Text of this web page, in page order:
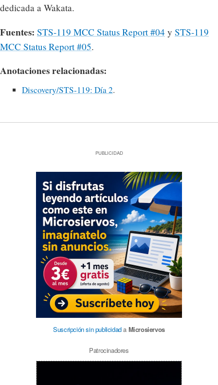
dedicada a Wakata.
Fuentes: STS-119 MCC Status Report #04 y STS-119
MCC Status Report #05.
Anotaciones relacionadas:
Discovery/STS-119: Día 2.
PUBLICIDAD
Suscripción sin publicidada Microsiervos
Patrocinadores